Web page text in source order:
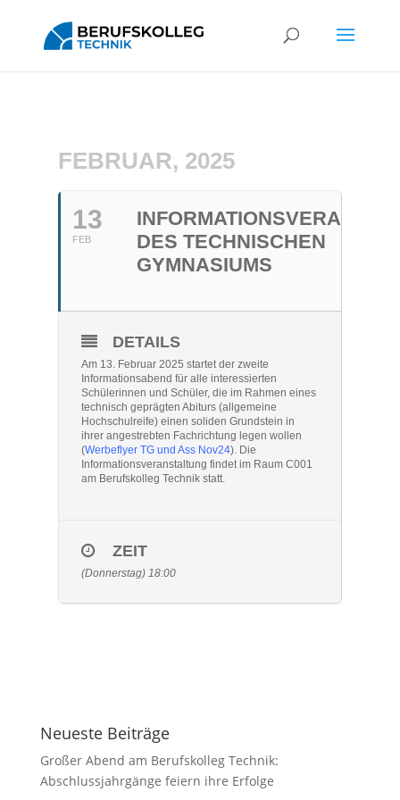
FEBRUAR, 2025
13
FEB
DES TECHNISCHEN
GYMNASIUMS
DETAILS
Am 13. Februar 2025 startet der zweite
Informationsabend für alle interessierten
Schülerinnen und Schüler, die im Rahmen eines
technisch geprägten Abiturs (allgemeine
Hochschulreife) einen soliden Grundstein in
ihrer angestrebten Fachrichtung legen wollen
(Werbeflyer TG und Ass Nov24). Die
Informationsveranstaltung findet im Raum C001
am Berufskolleg Technik statt.
ZEIT
(Donnerstag) 18:00
Neueste Beiträge
Großer Abend am Berufskolleg Technik:
Abschlussjahrgänge feiern ihre Erfolge